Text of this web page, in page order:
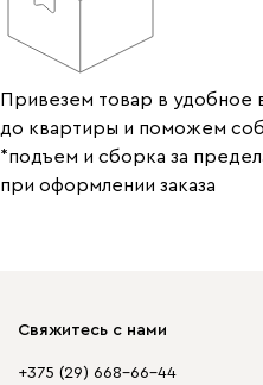
Привезем товар в удобное
до квартиры и поможем
*подъем и сборка за
при оформлении заказа
Свяжитесь с нами
+375 (29) 668-66-44